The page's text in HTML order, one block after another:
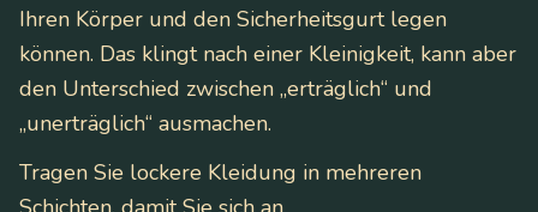
Ihren Körper und den Sicherheitsgurt legen
können. Das klingt nach einer Kleinigkeit, kann aber
den Unterschied zwischen „erträglich“ und
„unerträglich“ ausmachen.
Tragen Sie lockere Kleidung in mehreren